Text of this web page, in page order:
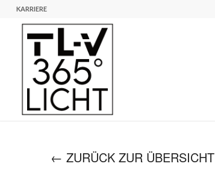
KARRIERE
← ZURÜCK ZUR ÜBERSICHT